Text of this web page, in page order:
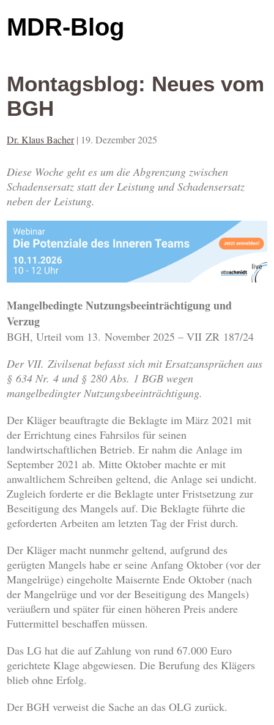
MDR-Blog
Montagsblog: Neues vom
BGH
Dr. Klaus Bacher | 19. Dezember 2025
Diese Woche geht es um die Abgrenzung zwischen
Schadensersatz statt der Leistung und Schadensersatz
neben der Leistung.
Mangelbedingte Nutzungsbeeinträchtigung und
Verzug
BGH, Urteil vom 13. November 2025 – VII ZR 187/24
Der VII. Zivilsenat befasst sich mit Ersatzansprüchen aus
§ 634 Nr. 4 und § 280 Abs. 1 BGB wegen
mangelbedingter Nutzungsbeeinträchtigung.
Der Kläger beauftragte die Beklagte im März 2021 mit
der Errichtung eines Fahrsilos für seinen
landwirtschaftlichen Betrieb. Er nahm die Anlage im
September 2021 ab. Mitte Oktober machte er mit
anwaltlichem Schreiben geltend, die Anlage sei undicht.
Zugleich forderte er die Beklagte unter Fristsetzung zur
Beseitigung des Mangels auf. Die Beklagte führte die
geforderten Arbeiten am letzten Tag der Frist durch.
Der Kläger macht nunmehr geltend, aufgrund des
gerügten Mangels habe er seine Anfang Oktober (vor der
Mangelrüge) eingeholte Maisernte Ende Oktober (nach
der Mangelrüge und vor der Beseitigung des Mangels)
veräußern und später für einen höheren Preis andere
Futtermittel beschaffen müssen.
Das LG hat die auf Zahlung von rund 67.000 Euro
gerichtete Klage abgewiesen. Die Berufung des Klägers
blieb ohne Erfolg.
Der BGH verweist die Sache an das OLG zurück.